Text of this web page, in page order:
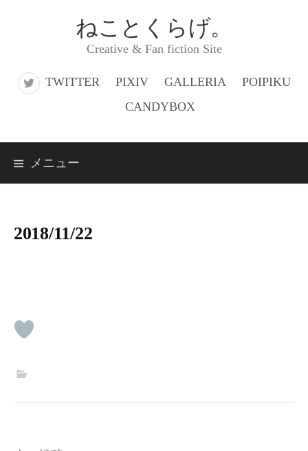
ス
ねことくらげ。
Creative & Fan fiction Site
TWITTER PIXIV GALLERIA
POIPIKU
CANDYBOX
メニュー
2018/11/22